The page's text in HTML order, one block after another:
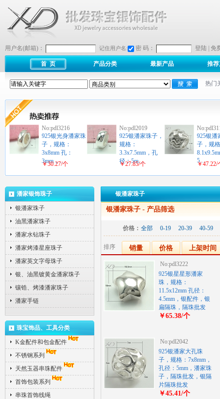
用户名(邮箱)： 记住用户名: 密 码： 登陆 免
首 页 产品分类 最新产品 推
热门
No:pdl3216
925银光身潘家珠
子，规格：
3x8mm 孔：
3mm，…
￥30.27/个
No:pdl2019
925银潘家珠子，
规格：
3.3x7.5mm，孔
径：5m…
￥27.85/个
925银潘
子，规
5…
￥47.22/
潘家银饰珠子
银潘家珠子
油黑潘家珠子
潘家水钻珠子
潘家烤漆星座珠子
潘家英文字母珠子
银、油黑镀黄金潘家珠子
镶锆、烤漆潘家珠子
潘家手链
珠宝饰品、工具分类
K金配件和包金配件
不锈钢系列
天然玉器串珠配件
首饰包装系列
串珠首饰线绳
银潘家珠子
银潘家珠子 - 产品筛选
价格： 全部 0-19 20-39 40-59
排序 销量 价格 上架时间
No:pdl3222
925银星星形潘家
珠，规格：
11.5x12mm 孔径：
4.5mm，银配件，银
扁隔珠，隔珠批发
￥65.38/个
No:pdl2042
925银潘家大孔珠
子，规格：7x8mm，
孔径：5mm，潘家珠
子，隔珠批发，银隔
片隔珠批发
￥45.41/个